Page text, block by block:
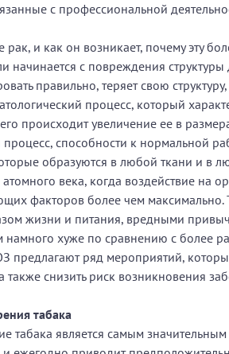
с профессиональной
рак, и как он возникает, почему эту
начинается с повреждения
правильно, теряет свою
процесс, который
происходит увеличение ее в
способности к нормальной
образуются в любой ткани и в
атомного века, когда воздействие на
факторов более чем максимально.
жизни и питания, вредными
намного хуже по сравнению с более
предлагают ряд мероприятий,
также снизить риск возникновения
табака
табака является самым